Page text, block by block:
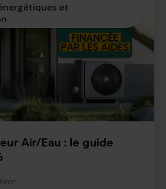
et
Air/Eau : le guide
6mn